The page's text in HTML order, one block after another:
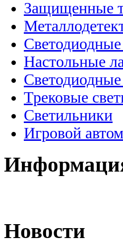
Защищенные
Настольные
Трековые
Светильники
Игровой
Новости